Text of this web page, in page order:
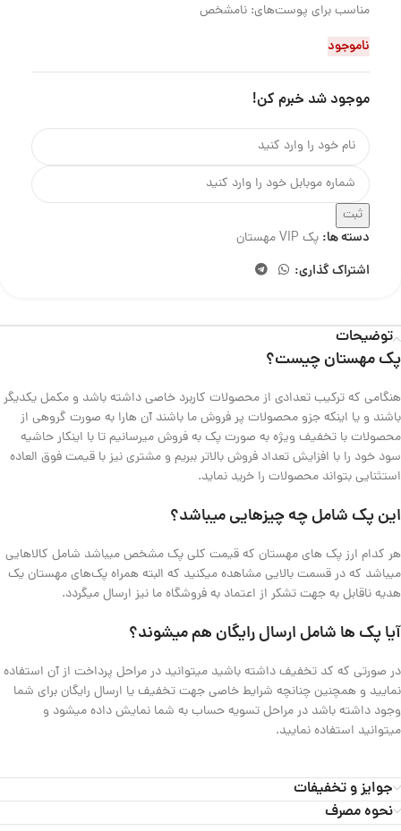
مناسب برای پوست‌های: نامشخص
ناموجود
موجود شد خبرم کن!
ثبت
دسته ها: پک VIP مهستان
اشتراک گذاری:
توضیحات
پک مهستان چیست؟
هنگامی که ترکیب تعدادی از محصولات کاربرد خاصی داشته باشد و مکمل یکدیگر
باشند و یا اینکه جزو محصولات پر فروش ما باشند آن هارا به صورت گروهی از
محصولات با تخفیف ویژه به صورت پک به فروش میرسانیم تا با اینکار حاشیه
سود خود را با افزایش تعداد فروش بالاتر ببریم و مشتری نیز با قیمت فوق العاده
استثنایی بتواند محصولات را خرید نماید.
این پک شامل چه چیزهایی میباشد؟
هر کدام ارز پک های مهستان که قیمت کلی پک مشخص میباشد شامل کالاهایی
میباشد که در قسمت بالایی مشاهده میکنید که البته همراه پک‌های مهستان یک
هدیه ناقابل به جهت تشکر از اعتماد به فروشگاه ما نیز ارسال میگردد.
آیا پک ها شامل ارسال رایگان هم میشوند؟
در صورتی که کد تخفیف داشته باشید میتوانید در مراحل پرداخت از آن استفاده
نمایید و همچنین چنانچه شرایط خاصی جهت تخفیف یا ارسال رایگان برای شما
وجود داشته باشد در مراحل تسویه حساب به شما نمایش داده میشود و
میتوانید استفاده نمایید.
جوایز و تخفیفات
نحوه مصرف